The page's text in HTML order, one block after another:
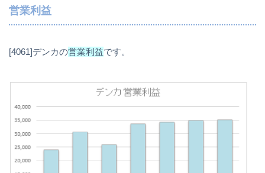
営業利益
[4061]デンカの営業利益です。